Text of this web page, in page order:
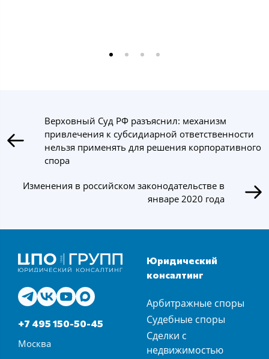
Верховный Суд РФ разъяснил: механизм
привлечения к субсидиарной ответственности
нельзя применять для решения корпоративного
спора
Изменения в российском законодательстве в
январе 2020 года
+7 495 150-50-45
Москва
Юридический
консалтинг
Арбитражные споры
Судебные споры
Сделки с
недвижимостью